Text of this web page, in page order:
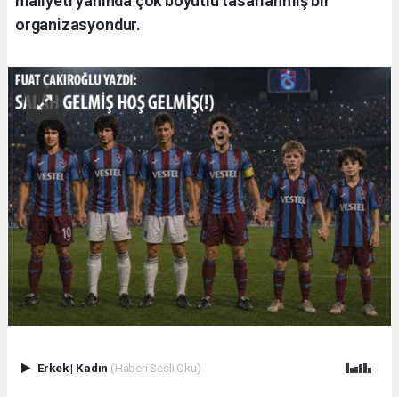
organizasyondur.
Erkek| Kadın (Haberi Sesli Oku)